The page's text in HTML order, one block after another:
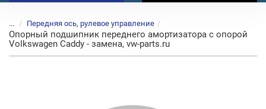
... Передняя ось, рулевое управление
Опорный подшипник переднего амортизатора с опорой
Volkswagen Caddy - замена, vw-parts.ru